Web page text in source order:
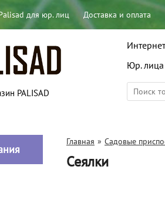
для юр. лиц Доставка и оплата
PALISAD
Юр. лица
Главная » Садовые
Сеялки